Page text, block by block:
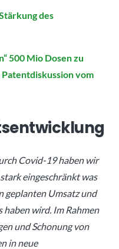
des
500 Mio Dosen zu
vom
Covid-19 haben wir
eingeschränkt was
geplanten Umsatz und
haben wird. Im Rahmen
und Schonung von
in neue